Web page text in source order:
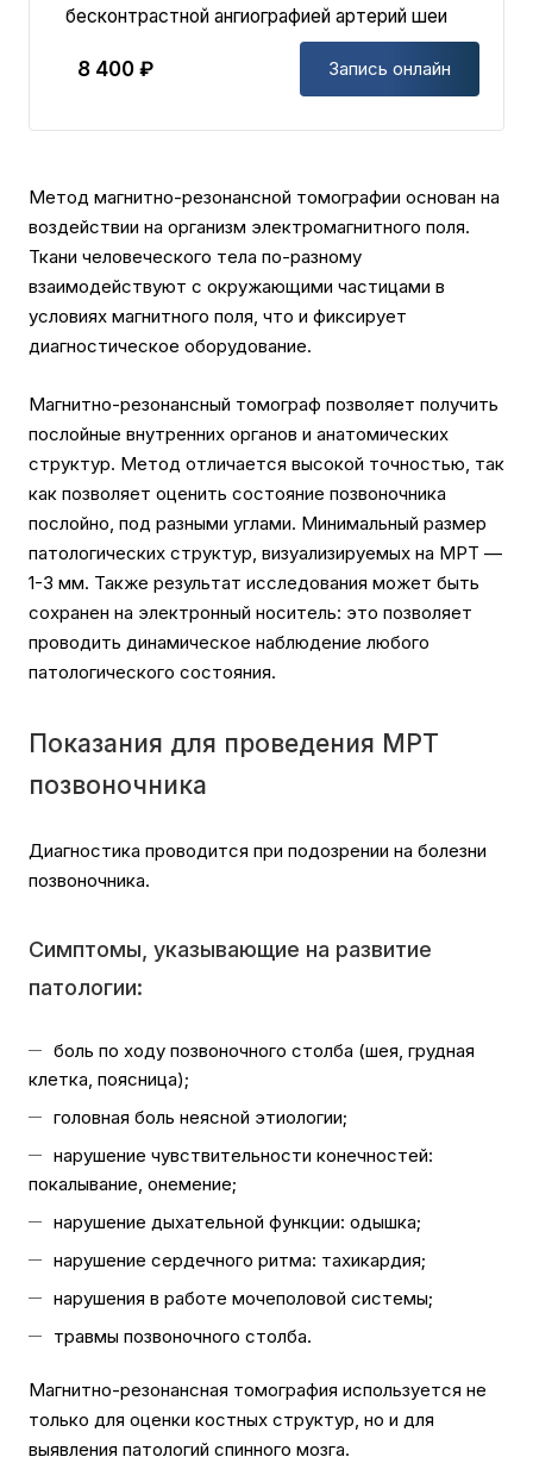
бесконтрастной ангиографией артерий шеи
8 400 ₽ Запись онлайн
Метод магнитно-резонансной томографии основан на
воздействии на организм электромагнитного поля.
Ткани человеческого тела по-разному
взаимодействуют с окружающими частицами в
условиях магнитного поля, что и фиксирует
диагностическое оборудование.
Магнитно-резонансный томограф позволяет получить
послойные внутренних органов и анатомических
структур. Метод отличается высокой точностью, так
как позволяет оценить состояние позвоночника
послойно, под разными углами. Минимальный размер
патологических структур, визуализируемых на МРТ —
1-3 мм. Также результат исследования может быть
сохранен на электронный носитель: это позволяет
проводить динамическое наблюдение любого
патологического состояния.
Показания для проведения МРТ
позвоночника
Диагностика проводится при подозрении на болезни
позвоночника.
Симптомы, указывающие на развитие
патологии:
боль по ходу позвоночного столба (шея, грудная
клетка, поясница);
головная боль неясной этиологии;
нарушение чувствительности конечностей:
покалывание, онемение;
нарушение дыхательной функции: одышка;
нарушение сердечного ритма: тахикардия;
нарушения в работе мочеполовой системы;
травмы позвоночного столба.
Магнитно-резонансная томография используется не
только для оценки костных структур, но и для
выявления патологий спинного мозга.